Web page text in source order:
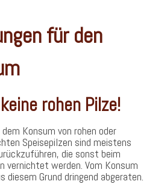
für den
rohen Pilze!
Konsum von rohen oder
Speisepilzen sind meistens
die sonst beim
vernichtet werden. Vom Konsum
diesem Grund dringend abgeraten.